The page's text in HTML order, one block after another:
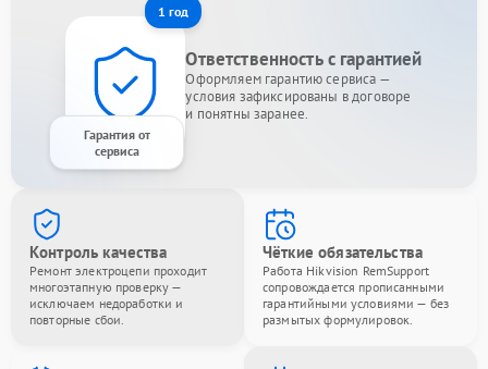
1 год
Гарантия от
сервиса
Ответственность с гарантией
Оформляем гарантию сервиса —
условия зафиксированы в договоре
и понятны заранее.
Контроль качества
Ремонт электроцепи проходит
многоэтапную проверку —
исключаем недоработки и
повторные сбои.
Чёткие обязательства
Работа Hikvision RemSupport
сопровождается прописанными
гарантийными условиями — без
размытых формулировок.